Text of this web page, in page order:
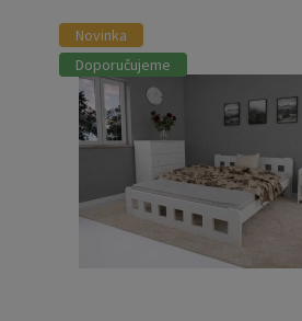
Novinka
Doporučujeme